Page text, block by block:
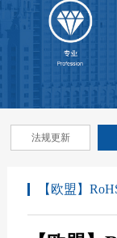
法规更新
【欧盟】